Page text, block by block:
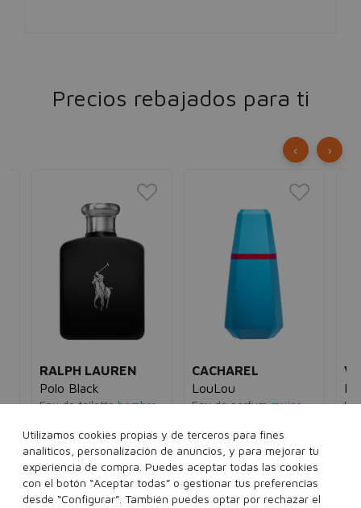
Precios rebajados para ti
RALPH LAUREN
Polo Black
Eau de toilette hombre
75 ml 125 ml
CACHAREL
LouLou
Eau de parfum mujer
30 ml 50 ml
‹ ›
Utilizamos cookies propias y de terceros para fines
analíticos, personalización de anuncios, y para mejorar tu
experiencia de compra. Puedes aceptar todas las cookies
con el botón “Aceptar todas” o gestionar tus preferencias
desde “Configurar”. También puedes optar por rechazar el